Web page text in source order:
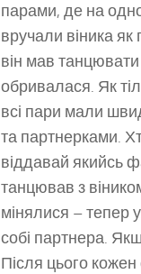
парами, де на
вручали віника
він мав
обривалася. Як
всі пари мали
та партнерками.
віддавай якийсь
танцював з
мінялися – тепер
собі партнера.
Після цього